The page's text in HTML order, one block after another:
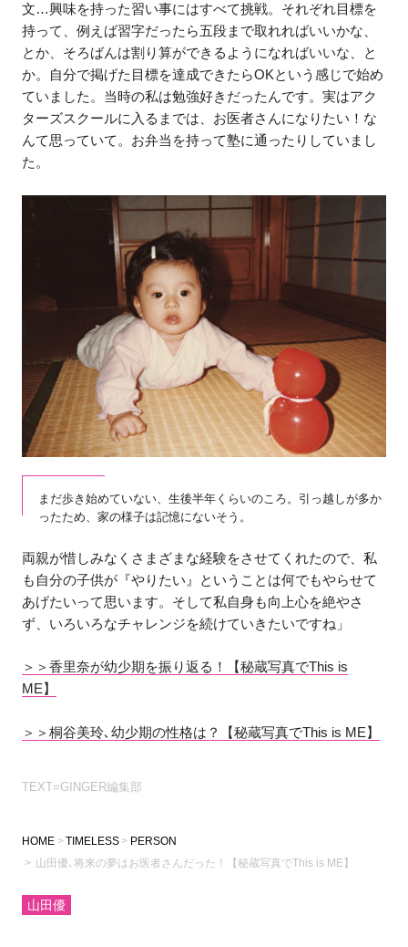
文…興味を持った習い事にはすべて挑戦。それぞれ目標を
持って、例えば習字だったら五段まで取れればいいかな、
とか、そろばんは割り算ができるようになればいいな、と
か。自分で掲げた目標を達成できたらOKという感じで始め
ていました。当時の私は勉強好きだったんです。実はアク
ターズスクールに入るまでは、お医者さんになりたい！な
んて思っていて。お弁当を持って塾に通ったりしていまし
た。
まだ歩き始めていない、生後半年くらいのころ。引っ越しが多か
ったため、家の様子は記憶にないそう。
両親が惜しみなくさまざまな経験をさせてくれたので、私
も自分の子供が『やりたい』ということは何でもやらせて
あげたいって思います。そして私自身も向上心を絶やさ
ず、いろいろなチャレンジを続けていきたいですね」
＞＞香里奈が幼少期を振り返る！【秘蔵写真でThis is
ME】
＞＞桐谷美玲､幼少期の性格は？【秘蔵写真でThis is ME】
TEXT=GINGER編集部
HOME TIMELESS
PERSON
山田優､将来の夢はお医者さんだった！【秘蔵写真でThis is ME】
山田優